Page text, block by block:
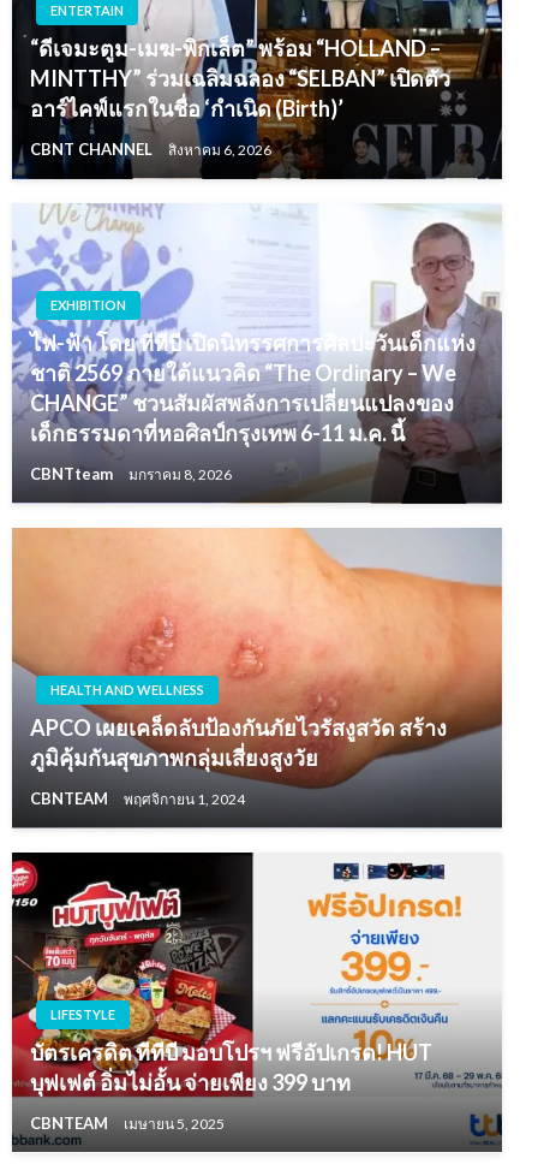
ENTERTAIN
“ดีเจมะตูม-เมฆ-พิกเล็ต” พร้อม “HOLLAND –
MINTTHY” ร่วมเฉลิมฉลอง “SELBAN” เปิดตัว
อาร์ไคฟ์แรกในชื่อ ‘กำเนิด (Birth)’
CBNT CHANNEL สิงหาคม 6, 2026
EXHIBITION
ไฟ-ฟ้า โดย ทีทีบี เปิดนิทรรศการศิลปะวันเด็กแห่ง
ชาติ 2569 ภายใต้แนวคิด “The Ordinary – We
CHANGE” ชวนสัมผัสพลังการเปลี่ยนแปลงของ
เด็กธรรมดาที่หอศิลป์กรุงเทพ 6-11 ม.ค. นี้
CBNTteam มกราคม 8, 2026
HEALTH AND WELLNESS
APCO เผยเคล็ดลับป้องกันภัยไวรัสงูสวัด สร้าง
ภูมิคุ้มกันสุขภาพกลุ่มเสี่ยงสูงวัย
CBNTEAM พฤศจิกายน 1, 2024
LIFESTYLE
บัตรเครดิต ทีทีบี มอบโปรฯ ฟรีอัปเกรด! HUT
บุฟเฟต์ อิ่มไม่อั้น จ่ายเพียง 399 บาท
CBNTEAM เมษายน 5, 2025